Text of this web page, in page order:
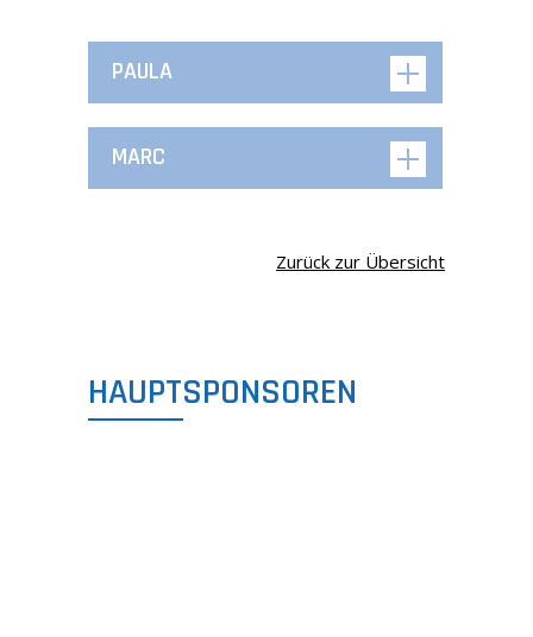
PAULA
MARC
Zurück zur Übersicht
HAUPTSPONSOREN